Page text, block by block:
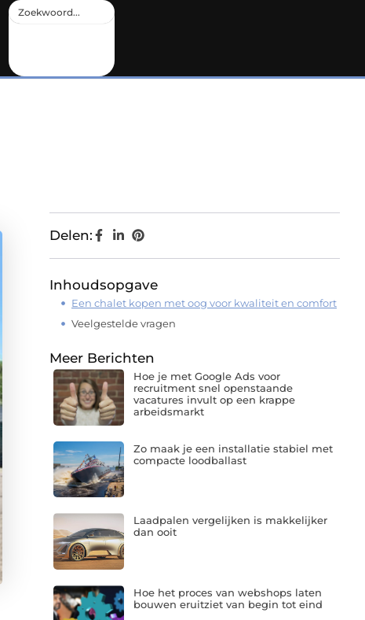
Delen:
Inhoudsopgave
Een chalet kopen met oog voor kwaliteit en comfort
Veelgestelde vragen
Meer Berichten
Hoe je met Google Ads voor
recruitment snel openstaande
vacatures invult op een krappe
arbeidsmarkt
Zo maak je een installatie stabiel met
compacte loodballast
Laadpalen vergelijken is makkelijker
dan ooit
Hoe het proces van webshops laten
bouwen eruitziet van begin tot eind